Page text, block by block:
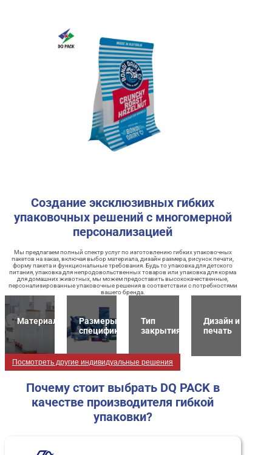
Создание эксклюзивных гибких
упаковочных решений с многомерной
персонализацией
Мы предлагаем полный спектр услуг по изготовлению гибких упаковочных
пакетов на заказ, включая выбор материала, дизайн размера, рисунок печати,
форму пакета и функциональные требования. Будь то упаковка для детского
питания, упаковка для непродовольственных товаров или упаковка для корма
для домашних животных, мы можем предоставить высококачественные,
персонализированные упаковочные решения в соответствии с потребностями
вашего бренда.
Материалы
Размеры и
спецификация
Тип
закрытия
Дизайн и
печать
Посмотреть другие индивидуальные решения
Почему стоит выбрать DQ PACK в
качестве производителя гибкой
упаковки?